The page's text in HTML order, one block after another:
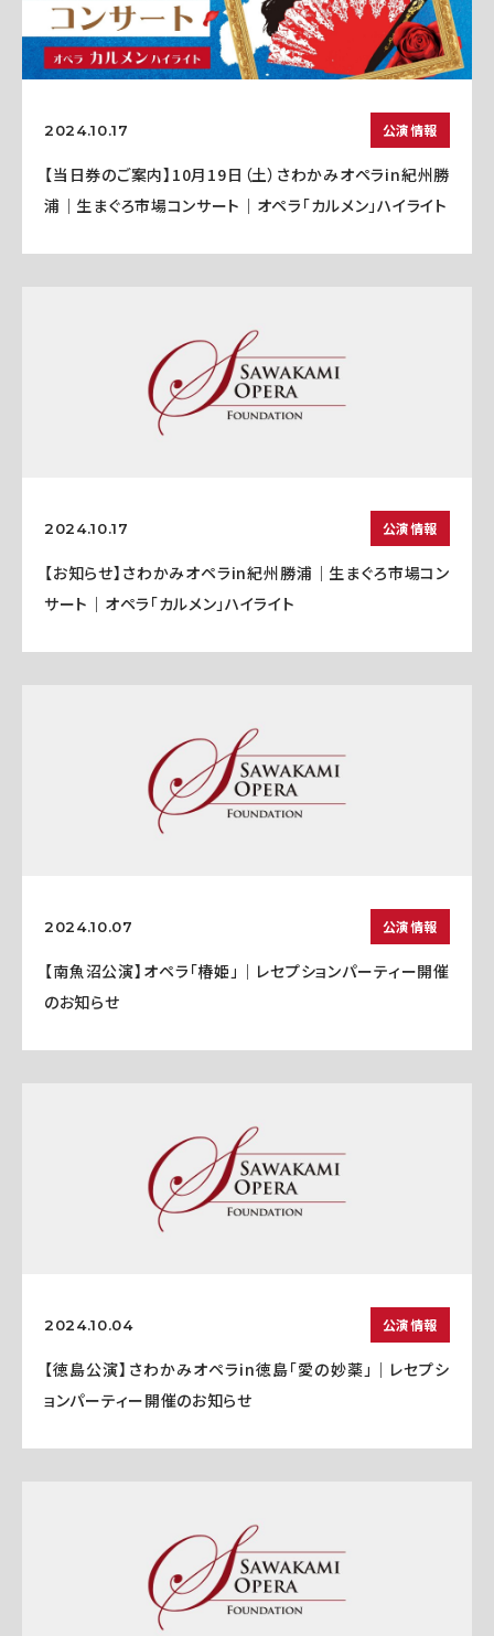
2024.10.17 公演情報
【当日券のご案内】10月19日（土）さわかみオペラin紀州勝
浦｜生まぐろ市場コンサート｜オペラ「カルメン」ハイライト
2024.10.17 公演情報
【お知らせ】さわかみオペラin紀州勝浦｜生まぐろ市場コン
サート｜オペラ「カルメン」ハイライト
2024.10.07 公演情報
【南魚沼公演】オペラ「椿姫」｜レセプションパーティー開催
のお知らせ
2024.10.04 公演情報
【徳島公演】さわかみオペラin徳島「愛の妙薬」｜レセプシ
ョンパーティー開催のお知らせ